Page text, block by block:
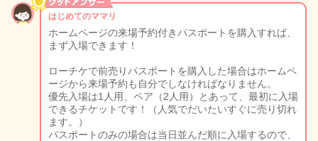
はじめてのママリ
ホームページの来場予約付きパスポートを購入すれば、
まず入場できます！
ローチケで前売りパスポートを購入した場合はホームペ
ージから来場予約も自分でしなければなりません。
優先入場は1人用、ペア（2人用）とあって、最初に入場
できるチケットです！（人気でだいたいすぐに売り切れ
ます。）
パスポートのみの場合は当日並んだ順に入場するので、